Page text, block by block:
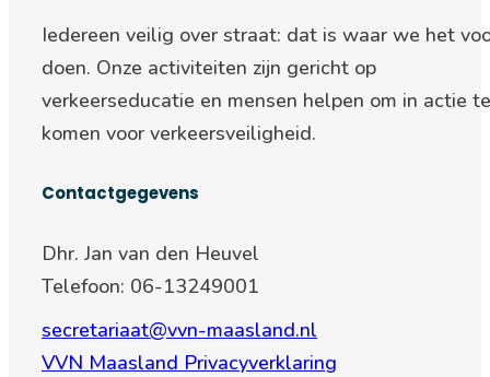
Iedereen veilig over straat: dat is waar we het
doen. Onze activiteiten zijn gericht op
verkeerseducatie en mensen helpen om in actie te
komen voor verkeersveiligheid.
Contactgegevens
Dhr. Jan van den Heuvel
Telefoon: 06-13249001
secretariaat@vvn-maasland.nl
VVN Maasland Privacyverklaring